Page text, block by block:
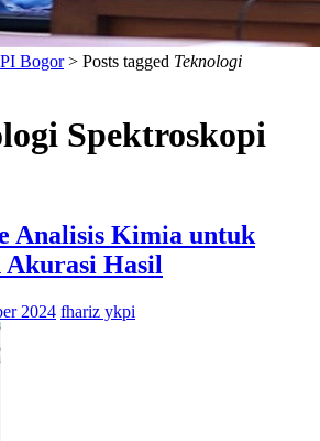
Bogor> Posts tagged Teknologi
Spektroskopi
Analisis Kimia untuk
Hasil
2024 fhariz ykpi